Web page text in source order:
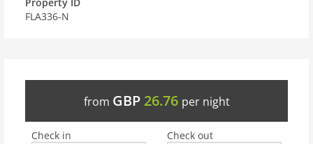
FLA336-N
from GBP 26.76 per night
Check in Check out